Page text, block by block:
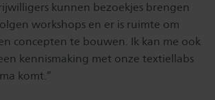
kunnen bezoekjes brengen
workshops en er is ruimte om
concepten te bouwen. Ik kan me ook
kennismaking met onze textiellabs
komt.”